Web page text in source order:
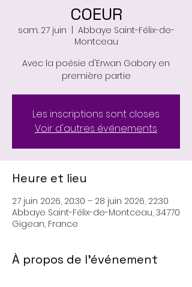
COEUR
sam. 27 juin
Abbaye Saint-Félix-de-
Montceau
Avec la poésie d'Erwan Gabory en
première partie
Les inscriptions sont closes
Voir d'autres événements
Heure et lieu
27 juin 2026, 20:30 – 28 juin 2026, 22:30
Abbaye Saint-Félix-de-Montceau, 34770
Gigean, France
À propos de l'événement